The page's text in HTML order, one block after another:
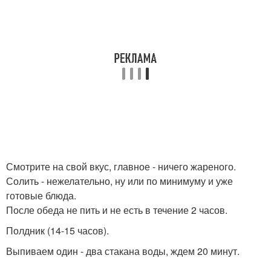
Смотрите на свой вкус, главное - ничего жареного.
Солить - нежелательно, ну или по минимуму и уже
готовые блюда.
После обеда не пить и не есть в течение 2 часов.
Полдник (14-15 часов).
Выпиваем один - два стакана воды, ждем 20 минут.